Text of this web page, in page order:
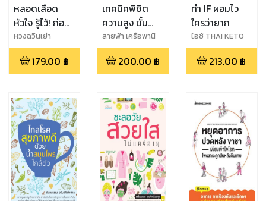
หลอดเลือด
หัวใจ รู้ไว้! ก่อน
จะสาย
หวงฉวินเย่า
179.00 ฿
เทคนิคพิชิต
ความสูง ขั้น
เทพ
สายฟ้า เครือพานิ
ชย์
200.00 ฿
ทำ IF ผอมไว
ใครว่ายาก
ไอซ์ THAI KETO
PAL
213.00 ฿